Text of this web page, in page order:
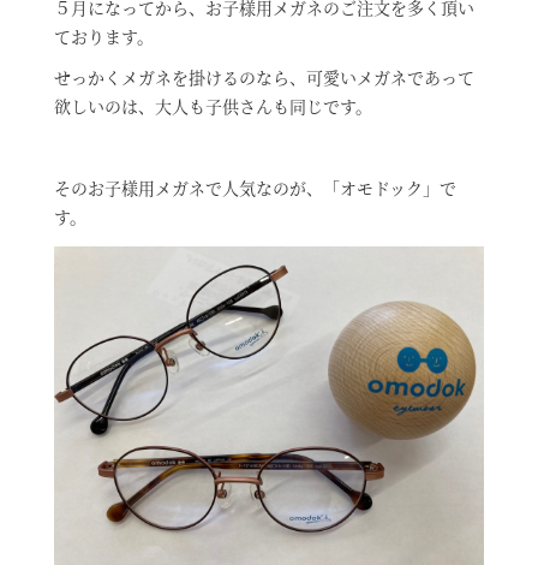
５月になってから、お子様用メガネのご注文を多く頂い
ております。
せっかくメガネを掛けるのなら、可愛いメガネであって
欲しいのは、大人も子供さんも同じです。
そのお子様用メガネで人気なのが、「オモドック」で
す。